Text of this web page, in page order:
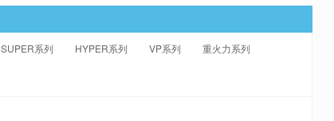
SUPER系列 HYPER系列 VP系列 重火力系列